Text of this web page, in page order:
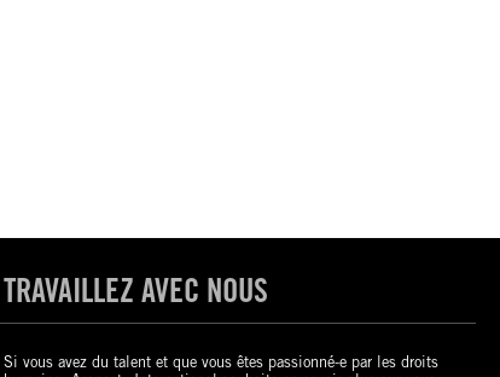
TRAVAILLEZ AVEC NOUS
Si vous avez du talent et que vous êtes passionné-e par les droits